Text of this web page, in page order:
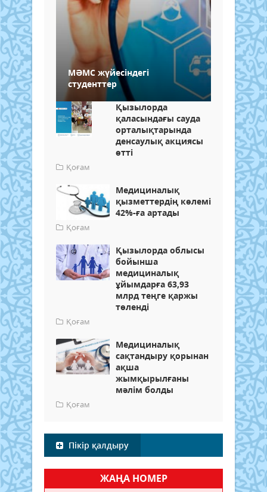
МӘМС жүйесіндегі
студенттер
Қызылорда
қаласындағы сауда
орталықтарында
денсаулық акциясы
өтті
Қоғам
Медициналық
қызметтердің көлемі
42%-ға артады
Қоғам
Қызылорда облысы
бойынша
медициналық
ұйымдарға 63,93
млрд теңге қаржы
төленді
Қоғам
Медициналық
сақтандыру қорынан
ақша
жымқырылғаны
мәлім болды
Қоғам
Пікір қалдыру
ЖАҢА НОМЕР